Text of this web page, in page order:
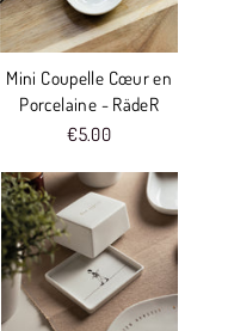
Mini Coupelle Cœur en
Porcelaine - RädeR
€5.00